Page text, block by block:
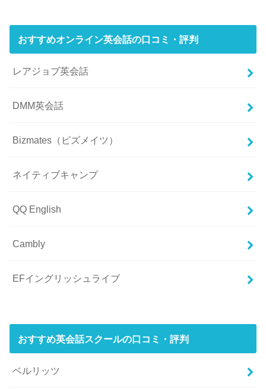
おすすめオンライン英会話の口コミ・評判
レアジョブ英会話
DMM英会話
Bizmates（ビズメイツ）
ネイティブキャンプ
QQ English
Cambly
EFイングリッシュライブ
おすすめ英会話スクールの口コミ・評判
ベルリッツ